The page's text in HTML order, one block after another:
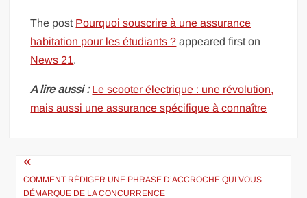
The post Pourquoi souscrire à une assurance
habitation pour les étudiants ? appeared first on
News 21.
A lire aussi : Le scooter électrique : une révolution,
mais aussi une assurance spécifique à connaître
Navigation
de
COMMENT RÉDIGER UNE PHRASE D’ACCROCHE QUI VOUS
DÉMARQUE DE LA CONCURRENCE